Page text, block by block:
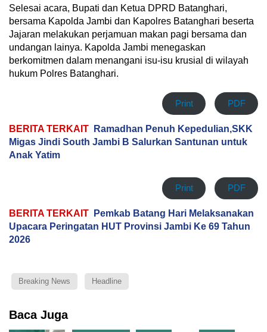
Selesai acara, Bupati dan Ketua DPRD Batanghari,
bersama Kapolda Jambi dan Kapolres Batanghari beserta
Jajaran melakukan perjamuan makan pagi bersama dan
undangan lainya. Kapolda Jambi menegaskan
berkomitmen dalam menangani isu-isu krusial di wilayah
hukum Polres Batanghari.
Print PDF
BERITA TERKAIT
Ramadhan Penuh Kepedulian,SKK
Migas Jindi South Jambi B Salurkan Santunan untuk
Anak Yatim
Print PDF
BERITA TERKAIT
Pemkab Batang Hari Melaksanakan
Upacara Peringatan HUT Provinsi Jambi Ke 69 Tahun
2026
Breaking News Headline
Baca Juga